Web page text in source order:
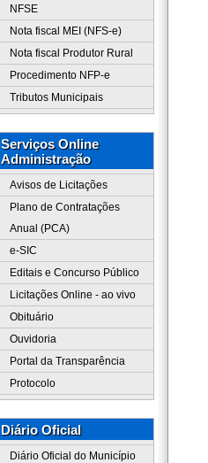
NFSE
Nota fiscal MEI (NFS-e)
Nota fiscal Produtor Rural
Procedimento NFP-e
Tributos Municipais
Serviços Online
Administração
Avisos de Licitações
Plano de Contratações
Anual (PCA)
e-SIC
Editais e Concurso Público
Licitações Online - ao vivo
Obituário
Ouvidoria
Portal da Transparência
Protocolo
Diário Oficial
Diário Oficial do Município